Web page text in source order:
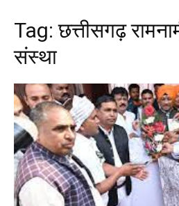
Tag:छत्तीसगढ़
संस्था